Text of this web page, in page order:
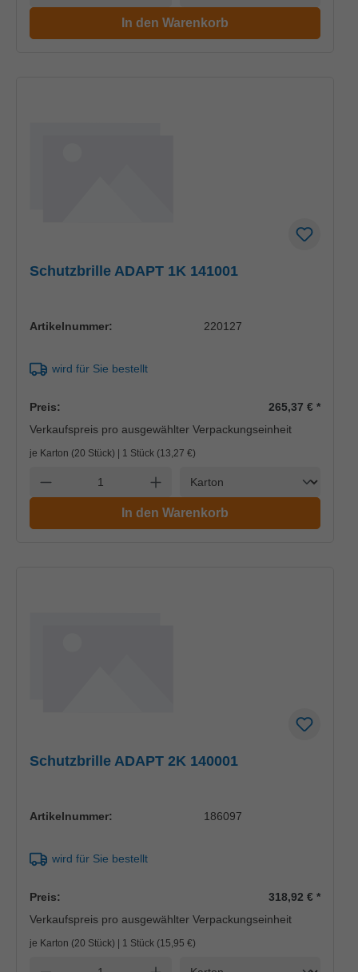
In den Warenkorb
Schutzbrille ADAPT 1K 141001
Artikelnummer: 220127
wird für Sie bestellt
Preis: 265,37 €*
Verkaufspreis pro ausgewählter Verpackungseinheit
je Karton (20 Stück) | 1 Stück (13,27 €)
Anzahl verringern Anzahl erhöhen
In den Warenkorb
Schutzbrille ADAPT 2K 140001
Artikelnummer: 186097
wird für Sie bestellt
Preis: 318,92 €*
Verkaufspreis pro ausgewählter Verpackungseinheit
je Karton (20 Stück) | 1 Stück (15,95 €)